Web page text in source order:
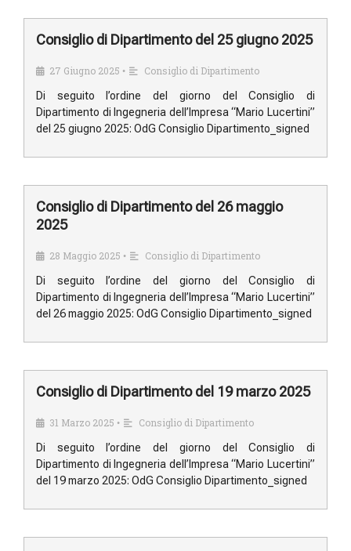
Consiglio di Dipartimento del 25 giugno 2025
27 Giugno 2025 •
Consiglio di Dipartimento
Di seguito l’ordine del giorno del Consiglio di
Dipartimento di Ingegneria dell’Impresa “Mario Lucertini”
del 25 giugno 2025: OdG Consiglio Dipartimento_signed
Consiglio di Dipartimento del 26 maggio
2025
28 Maggio 2025 •
Consiglio di Dipartimento
Di seguito l’ordine del giorno del Consiglio di
Dipartimento di Ingegneria dell’Impresa “Mario Lucertini”
del 26 maggio 2025: OdG Consiglio Dipartimento_signed
Consiglio di Dipartimento del 19 marzo 2025
31 Marzo 2025 •
Consiglio di Dipartimento
Di seguito l’ordine del giorno del Consiglio di
Dipartimento di Ingegneria dell’Impresa “Mario Lucertini”
del 19 marzo 2025: OdG Consiglio Dipartimento_signed